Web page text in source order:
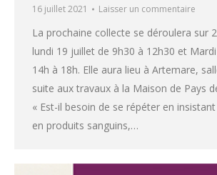
16 juillet 2021
Laisser un commentaire
La prochaine collecte se déroulera sur
lundi 19 juillet de 9h30 à 12h30 et
14h à 18h. Elle aura lieu à Artemare,
suite aux travaux à la Maison de Pays
« Est-il besoin de se répéter en
en produits sanguins,…